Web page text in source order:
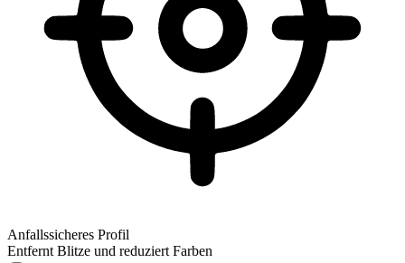
Anfallssicheres Profil
Entfernt Blitze und reduziert Farben